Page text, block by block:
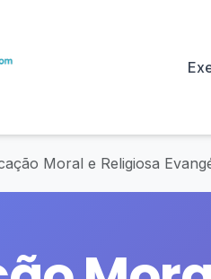
Moral e Religiosa